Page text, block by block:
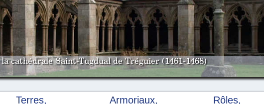
cathédrale Saint-Tugdual de Tréguier (1461-1468)
Terres,
Armoriaux,
Rôles,